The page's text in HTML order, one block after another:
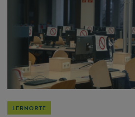
LERNORTE